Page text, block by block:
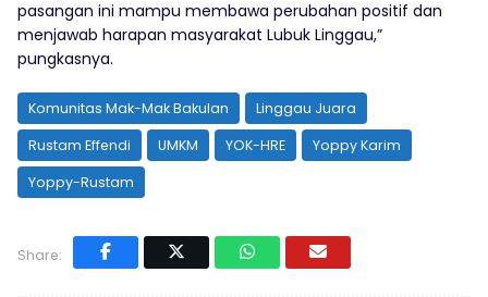
pasangan ini mampu membawa perubahan positif dan
menjawab harapan masyarakat Lubuk Linggau,”
pungkasnya.
Komunitas Mak-Mak Bakulan
Linggau Juara
Rustam Effendi
UMKM YOK-HRE
Yoppy Karim
Yoppy-Rustam
Share: